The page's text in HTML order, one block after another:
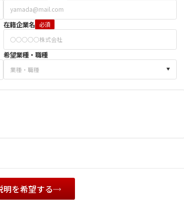
在籍企業名 必須
希望業種・職種
明を希望する